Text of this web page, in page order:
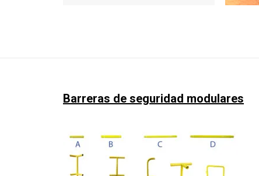
Barreras de seguridad modulares